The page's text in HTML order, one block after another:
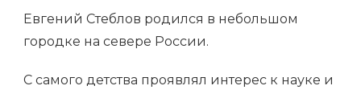
Евгений Стеблов родился в небольшом
городке на севере России.
С самого детства проявлял интерес к науке и